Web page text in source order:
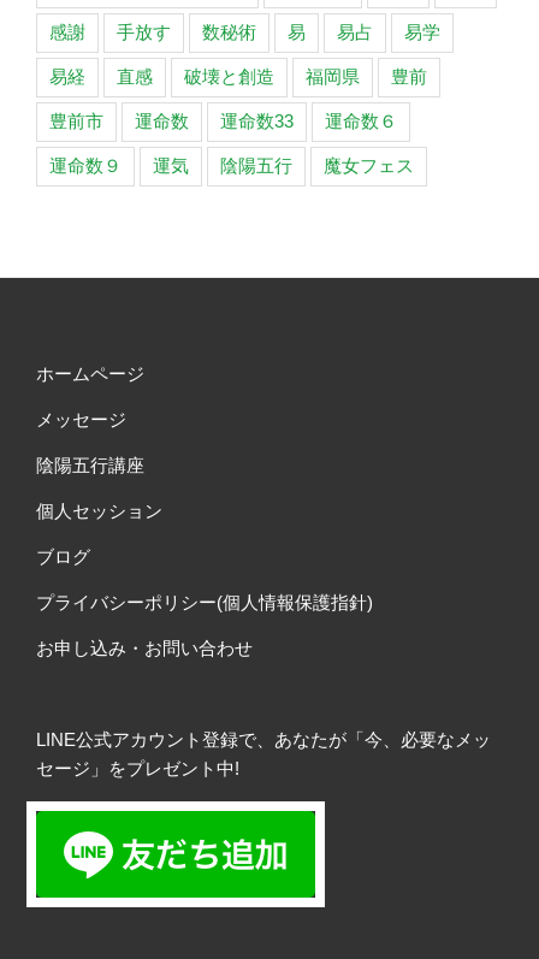
感謝 手放す 数秘術 易 易占 易学
易経 直感 破壊と創造 福岡県 豊前
豊前市 運命数 運命数33 運命数６
運命数９ 運気 陰陽五行 魔女フェス
ホームページ
メッセージ
陰陽五行講座
個人セッション
ブログ
プライバシーポリシー(個人情報保護指針)
お申し込み・お問い合わせ
LINE公式アカウント登録で、あなたが「今、必要なメッ
セージ」をプレゼント中!